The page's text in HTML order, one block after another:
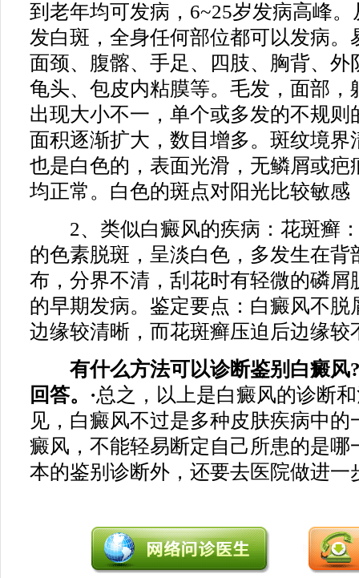
到老年均可发病，6~25岁发病高峰
发白斑，全身任何部位都可以发病。
面颈、腹髂、手足、四肢、胸背、外
龟头、包皮内粘膜等。毛发，面部，
出现大小不一，单个或多发的不规则
面积逐渐扩大，数目增多。斑纹境界
也是白色的，表面光滑，无鳞屑或疤
均正常。白色的斑点对阳光比较敏感
2、类似白癜风的疾病：花斑癣：
的色素脱斑，呈淡白色，多发生在背
布，分界不清，刮花时有轻微的磷屑
的早期发病。鉴定要点：白癜风不脱
边缘较清晰，而花斑癣压迫后边缘较
有什么方法可以诊断鉴别白癜风
回答。·总之，以上是白癜风的诊断
见，白癜风不过是多种皮肤疾病中
癜风，不能轻易断定自己所患的是哪
本的鉴别诊断外，还要去医院做进一